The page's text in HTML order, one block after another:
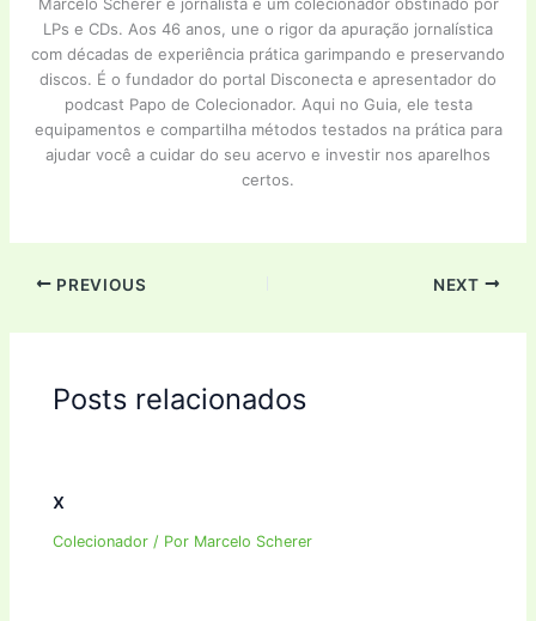
Marcelo Scherer é jornalista e um colecionador obstinado por
LPs e CDs. Aos 46 anos, une o rigor da apuração jornalística
com décadas de experiência prática garimpando e preservando
discos. É o fundador do portal Disconecta e apresentador do
podcast Papo de Colecionador. Aqui no Guia, ele testa
equipamentos e compartilha métodos testados na prática para
ajudar você a cuidar do seu acervo e investir nos aparelhos
certos.
PREVIOUS NEXT
Posts relacionados
x
Colecionador / Por Marcelo Scherer